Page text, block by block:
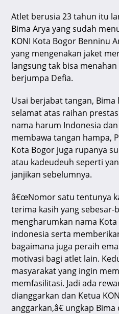
Atlet berusia 23 tahun itu
Bima Arya yang sudah
KONI Kota Bogor Benninu
yang mengenakan jaket
langsung tak bisa
berjumpa Defia.
Usai berjabat tangan,
selamat atas raihan
nama harum Indonesia
membawa tangan hampa,
Kota Bogor juga rupanya
atau kadeudeuh seperti
janjikan sebelumnya.
â€œNomor satu tentunya
terima kasih yang sebesar-
mengharumkan nama
indonesia serta
bagaimana juga peraih
motivasi bagi atlet lain.
masyarakat yang ingin
memfasilitasi. Jadi ada
dianggarkan dan Ketua
anggarkan,â€ ungkap Bima